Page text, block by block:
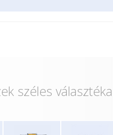
széles választéka